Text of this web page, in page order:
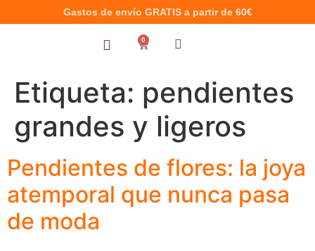
Gastos de envío GRATIS a partir de 60€
0
Etiqueta: pendientes
grandes y ligeros
Pendientes de flores: la joya
atemporal que nunca pasa
de moda